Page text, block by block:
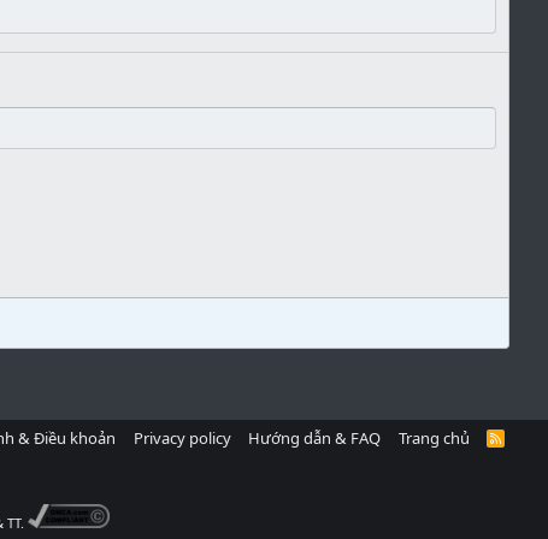
& Điều khoản Privacy policy Hướng dẫn & FAQ Trang chủ
R